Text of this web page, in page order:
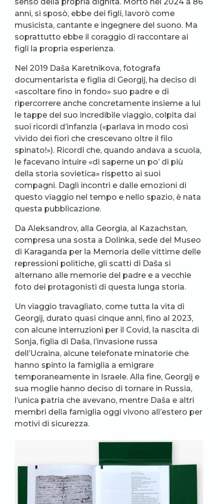
anni, si sposò, ebbe dei figli, lavorò come
musicista, cantante e ingegnere del suono. Ma
soprattutto ebbe il coraggio di raccontare ai
figli la propria esperienza.
Nel 2019 Daša Karetnikova, fotografa
documentarista e figlia di Georgij, ha deciso di
«ascoltare fino in fondo» suo padre e di
ripercorrere anche concretamente insieme a lui
le tappe del suo incredibile viaggio, colpita dai
suoi ricordi d’infanzia («parlava in modo così
vivido dei fiori che crescevano oltre il filo
spinato!»). Ricordi che, quando andava a scuola,
le facevano intuire «di saperne un po’ di più
della storia sovietica» rispetto ai suoi
compagni. Dagli incontri e dalle emozioni di
questo viaggio nel tempo e nello spazio, è nata
questa pubblicazione.
Da Aleksandrov, alla Georgia, al Kazachstan,
compresa una sosta a Dolinka, sede del Museo
di Karaganda per la Memoria delle vittime delle
repressioni politiche, gli scatti di Daša si
alternano alle memorie del padre e a vecchie
foto dei protagonisti di questa lunga storia.
Un viaggio travagliato, come tutta la vita di
Georgij, durato quasi cinque anni, fino al 2023,
con alcune interruzioni per il Covid, la nascita di
Sonja, figlia di Daša, l’invasione russa
dell’Ucraina, alcune telefonate minatorie che
hanno spinto la famiglia a emigrare
temporaneamente in Israele. Alla fine, Georgij e
sua moglie hanno deciso di tornare in Russia,
l’unica patria che avevano, mentre Daša e altri
membri della famiglia oggi vivono all’estero per
motivi di sicurezza.